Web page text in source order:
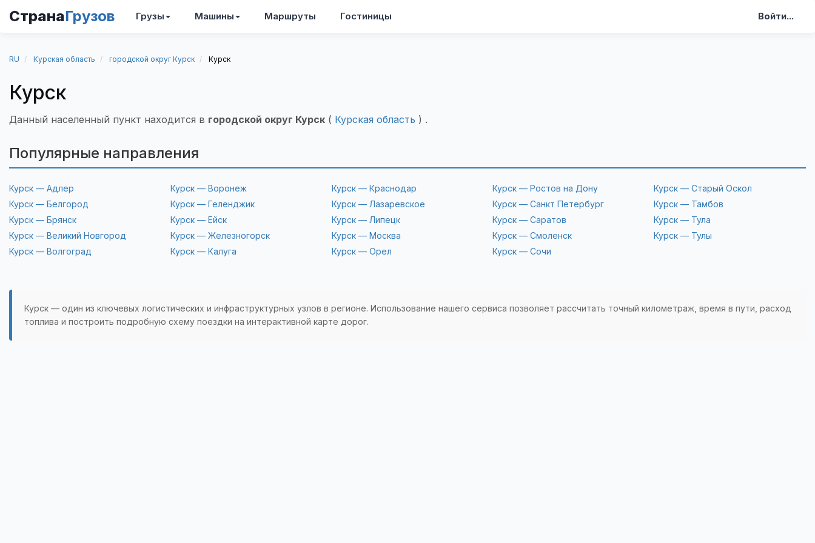
СтранаГрузов Грузы Машины Маршруты Гостиницы Войти...
RU Курская область городской округ Курск Курск
Курск
Данный населенный пункт находится в городской округ Курск ( Курская область ) .
Популярные направления
Курск — Адлер
Курск — Белгород
Курск — Брянск
Курск — Великий Новгород
Курск — Волгоград
Курск — Воронеж
Курск — Геленджик
Курск — Ейск
Курск — Железногорск
Курск — Калуга
Курск — Краснодар
Курск — Лазаревское
Курск — Липецк
Курск — Москва
Курск — Орел
Курск — Ростов на Дону
Курск — Санкт Петербург
Курск — Саратов
Курск — Смоленск
Курск — Сочи
Курск — Старый Оскол
Курск — Тамбов
Курск — Тула
Курск — Тулы
Курск — один из ключевых логистических и инфраструктурных узлов в регионе. Использование нашего сервиса позволяет рассчитать точный километраж, время в пути, расход
топлива и построить подробную схему поездки на интерактивной карте дорог.